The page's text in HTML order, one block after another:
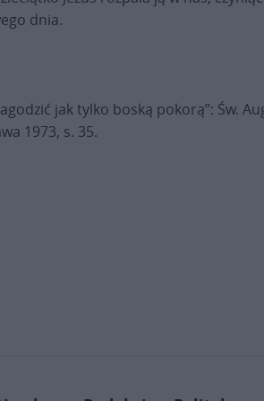
dnia.
jak tylko boską pokorą”: Św.
1973, s. 35.